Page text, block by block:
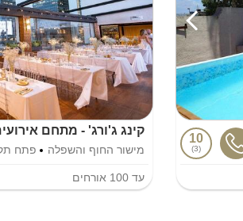
10
3
קינג ג'ורג' - מתחם
מישור החוף והשפלה פתח
עד 100 אורחים